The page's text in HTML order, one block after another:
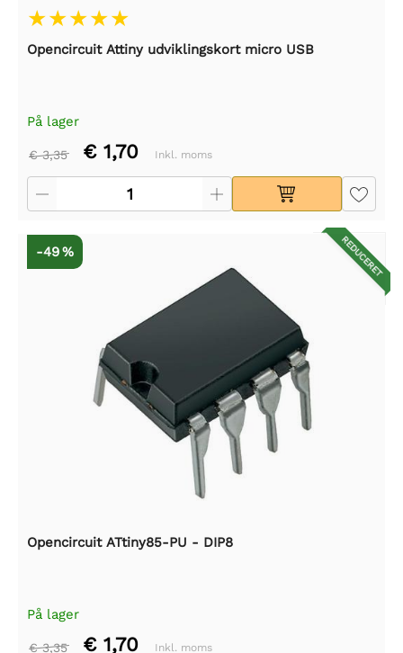
Opencircuit Attiny udviklingskort micro USB
På lager
€ 3,35 € 1,70 Inkl. moms
REDUCERET
-49 %
Opencircuit ATtiny85-PU - DIP8
På lager
€ 3,35 € 1,70 Inkl. moms